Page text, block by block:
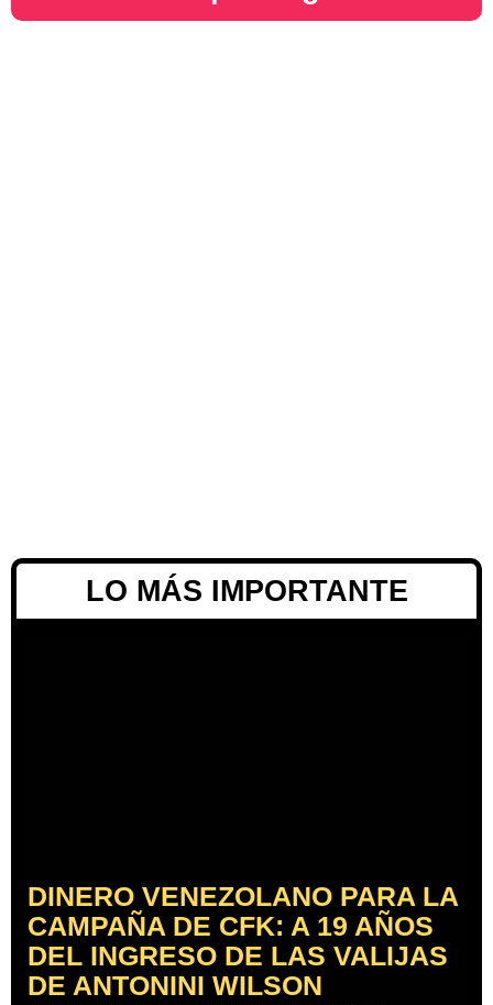
LO MÁS IMPORTANTE
DINERO VENEZOLANO PARA LA
CAMPAÑA DE CFK: A 19 AÑOS
DEL INGRESO DE LAS VALIJAS
DE ANTONINI WILSON